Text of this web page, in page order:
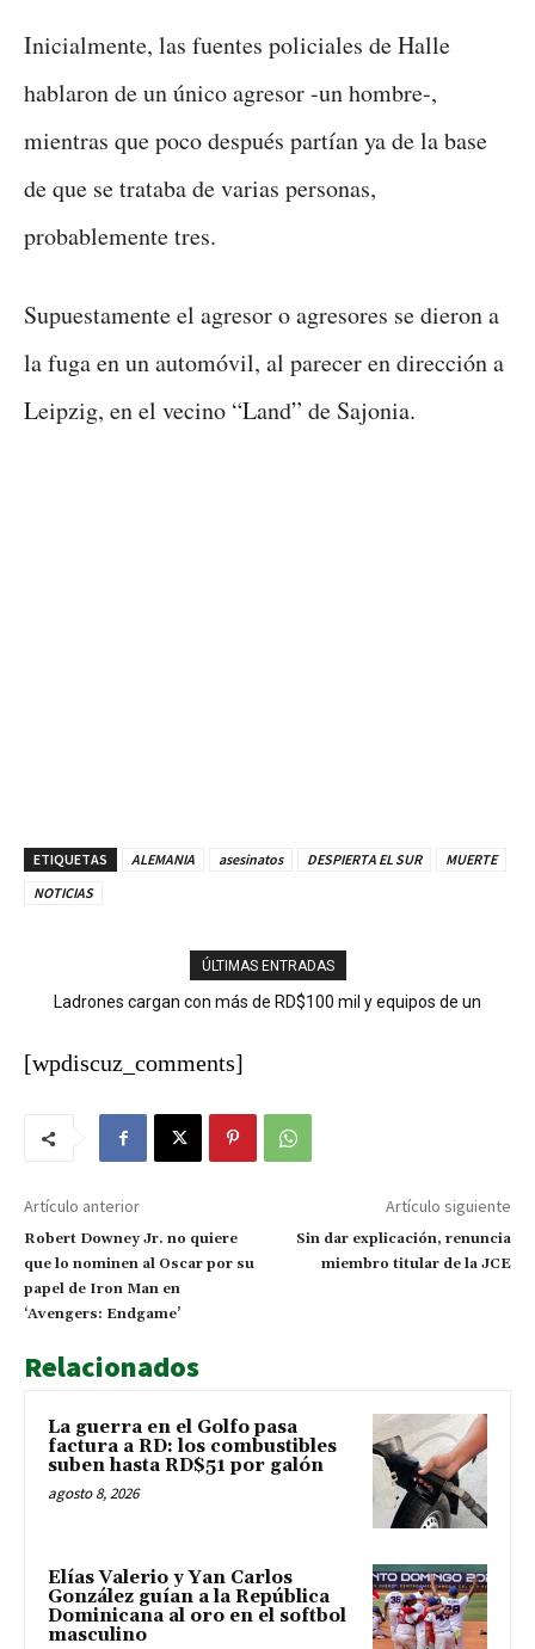
Inicialmente, las fuentes policiales de Halle
hablaron de un único agresor -un hombre-,
mientras que poco después partían ya de la base
de que se trataba de varias personas,
probablemente tres.
Supuestamente el agresor o agresores se dieron a
la fuga en un automóvil, al parecer en dirección a
Leipzig, en el vecino “Land” de Sajonia.
ETIQUETAS ALEMANIA asesinatos DESPIERTA EL SUR
MUERTE
NOTICIAS
ÚLTIMAS ENTRADAS
Ladrones cargan con más de RD$100 mil y equipos de un
[wpdiscuz_comments]
Artículo anterior
Robert Downey Jr. no quiere
que lo nominen al Oscar por su
papel de Iron Man en
‘Avengers: Endgame’
Artículo siguiente
Sin dar explicación, renuncia
miembro titular de la JCE
Relacionados
La guerra en el Golfo pasa
factura a RD: los combustibles
suben hasta RD$51 por galón
agosto 8, 2026
Elías Valerio y Yan Carlos
González guían a la República
Dominicana al oro en el softbol
masculino